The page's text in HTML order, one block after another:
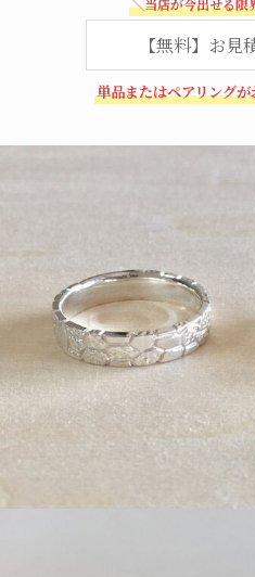
＼当店が今出せる限
【無料】お見
単品またはペアリング